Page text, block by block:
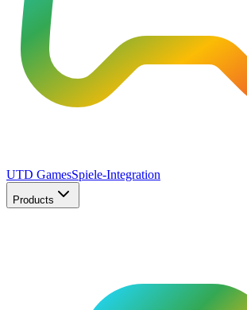
UTD GamesSpiele-Integration
Products